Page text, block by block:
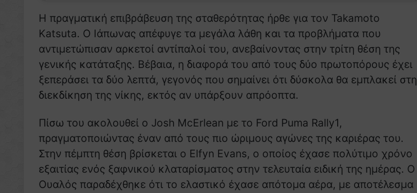
Η πραγματική επιβράβευση της σταθερότητας ήρθε για τον Takamoto
Katsuta. Ο Ιάπωνας απέφυγε τα μεγάλα λάθη και τα προβλήματα που
αντιμετώπισαν αρκετοί αντίπαλοί του, ανεβαίνοντας στην τρίτη θέση της
γενικής κατάταξης. Βέβαια, η διαφορά του από τους δύο πρωτοπόρους έχει
ξεπεράσει τα δύο λεπτά, γεγονός που σημαίνει ότι δύσκολα θα εμπλακεί στη
διεκδίκηση της νίκης, εκτός αν υπάρξουν απρόοπτα.
Πίσω του ακολουθεί ο Josh McErlean με το Ford Puma Rally1,
πραγματοποιώντας έναν από τους πιο ώριμους αγώνες της καριέρας του.
Στην πέμπτη θέση βρίσκεται ο Elfyn Evans, ο οποίος έχασε πολύτιμο χρόνο
εξαιτίας ενός ξαφνικού κλαταρίσματος στην τελευταία ειδική της ημέρας. Ο
Ουαλός παραδέχθηκε ότι το ελαστικό έχασε απότομα αέρα, με αποτέλεσμα